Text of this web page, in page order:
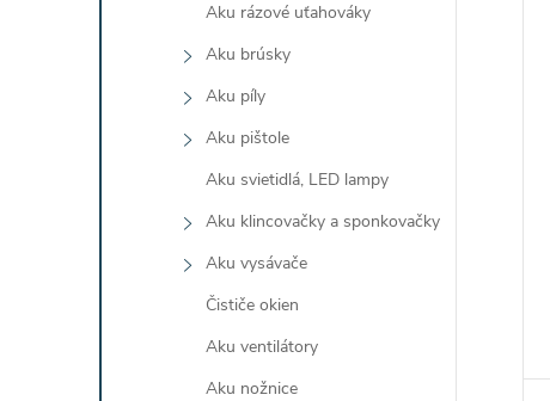
Aku rázové uťahováky
Aku brúsky
Aku píly
Aku pištole
Aku svietidlá, LED lampy
Aku klincovačky a sponkovačky
Aku vysávače
Čističe okien
Aku ventilátory
Aku nožnice